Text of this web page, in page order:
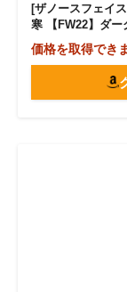
[ザノースフェイ
寒 【FW22】ダー
価格を取得でき